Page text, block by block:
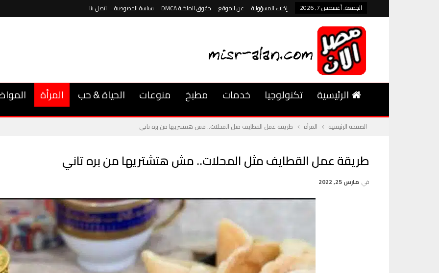
الجمعة, أغسطس 7, 2026 إخلاء المسؤولية عن الموقع حقوق الملكية DMCA سياسة الخصوصية اتصل بنا
الرئيسية تكنولوجيا خدمات مطبخ منوعات الحياة & حب المرأة
الصفحة الرئيسية المرأة طريقة عمل القطايف مثل المحلات.. مش هتشتريها من بره تاني
طريقة عمل القطايف مثل المحلات.. مش هتشتريها من بره تاني
في مارس 25, 2022